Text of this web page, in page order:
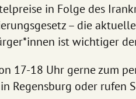
in Folge des
– die
ist wichtiger
17-18 Uhr gerne zum
Regensburg oder rufen